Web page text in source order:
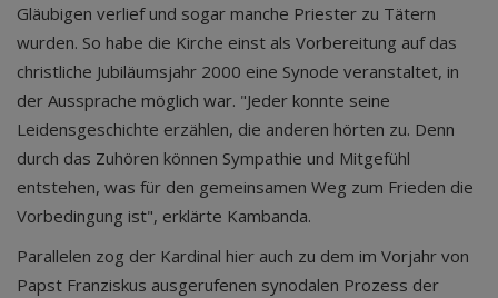
Gläubigen verlief und sogar manche Priester zu Tätern
wurden. So habe die Kirche einst als Vorbereitung auf das
christliche Jubiläumsjahr 2000 eine Synode veranstaltet, in
der Aussprache möglich war. "Jeder konnte seine
Leidensgeschichte erzählen, die anderen hörten zu. Denn
durch das Zuhören können Sympathie und Mitgefühl
entstehen, was für den gemeinsamen Weg zum Frieden die
Vorbedingung ist", erklärte Kambanda.
Parallelen zog der Kardinal hier auch zu dem im Vorjahr von
Papst Franziskus ausgerufenen synodalen Prozess der